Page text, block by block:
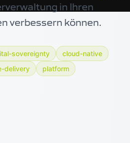
in Ihren
verbessern können.
sovereignty
cloud-native
delivery
platform